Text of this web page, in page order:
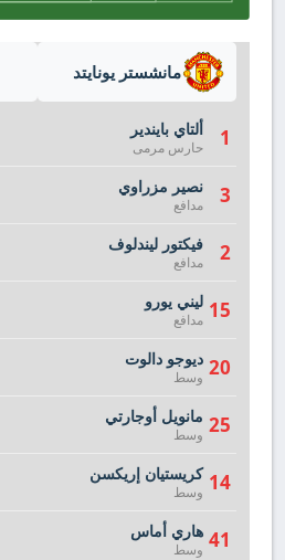
مانشستر يونايتد
1 ألتاي بايندير
حارس مرمى
3 نصير مزراوي
مدافع
2 فيكتور ليندلوف
مدافع
15 ليني يورو
مدافع
20 ديوجو دالوت
وسط
25 مانويل أوجارتي
وسط
14 كريستيان إريكسن
وسط
41 هاري أماس
وسط